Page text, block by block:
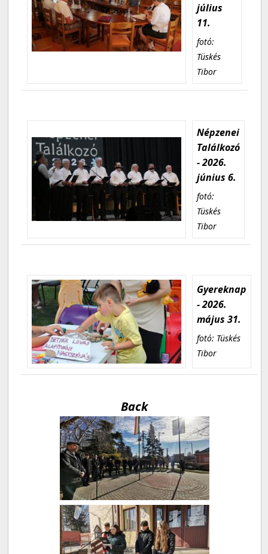
július
11.
fotó:
Tüskés
Tibor
Népzenei
Találkozó
- 2026.
június 6.
fotó:
Tüskés
Tibor
Gyereknap
- 2026.
május 31.
fotó: Tüskés
Tibor
Back